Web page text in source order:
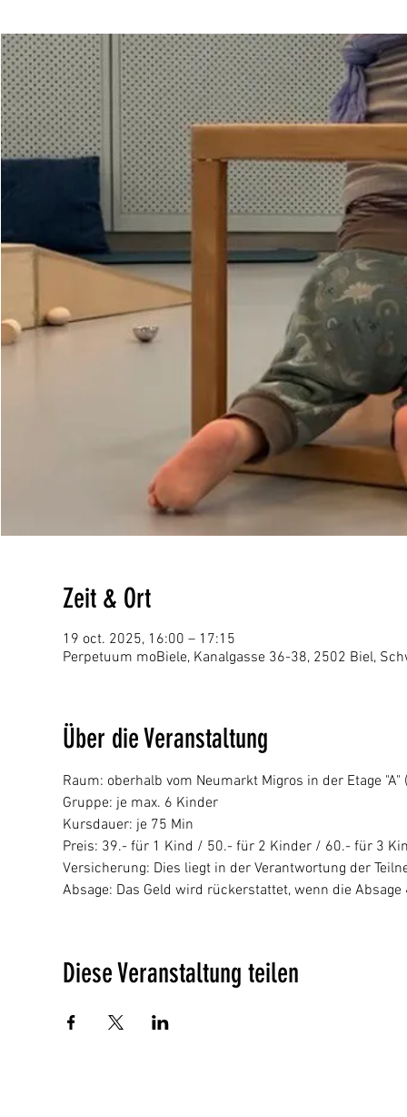
Zeit & Ort
19 oct. 2025, 16:00 – 17:15
Perpetuum moBiele, Kanalgasse 36-38, 2502 Biel,
Über die Veranstaltung
Raum: oberhalb vom Neumarkt Migros in der Etage "A"
Gruppe: je max. 6 Kinder
Kursdauer: je 75 Min
Preis: 39.- für 1 Kind / 50.- für 2 Kinder / 60.- für 3
Versicherung: Dies liegt in der Verantwortung der
Absage: Das Geld wird rückerstattet, wenn die
Diese Veranstaltung teilen